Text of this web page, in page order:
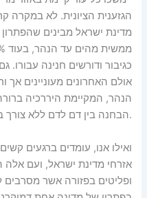
מדינת ישראל מבינים
כגיבור ודורשים חנינה
אולם האחרונים מעוניינים
הנהר, המקיימת היררכיה
הבחנה בין דם לדם ללא צורך בפלפולים משפטיים.
ואילו אנו, עומדים ברגעים
ופליטים בפזורה אשר מסרבים